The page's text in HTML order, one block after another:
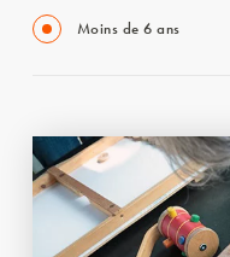
Moins de 6 ans